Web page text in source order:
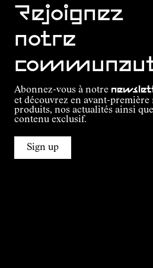
Rejoignez
notre
Abonnez-vous à notre
et découvrez en avant-première
produits, nos actualités ainsi
contenu exclusif.
Sign up